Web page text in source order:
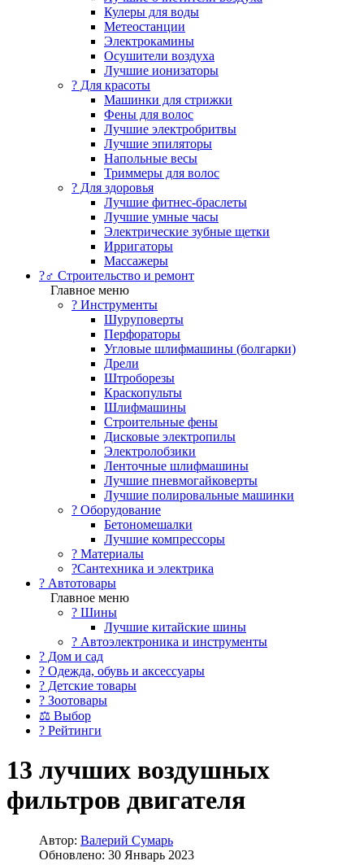
Кулеры для воды
Метеостанции
Электрокамины
Осушители воздуха
Лучшие ионизаторы
? Для красоты
Машинки для стрижки
Фены для волос
Лучшие электробритвы
Лучшие эпиляторы
Напольные весы
Триммеры для волос
? Для здоровья
Лучшие фитнес-браслеты
Лучшие умные часы
Электрические зубные щетки
Ирригаторы
Массажеры
?‍♂️ Строительство и ремонт
Главное меню
?️ Инструменты
Шуруповерты
Перфораторы
Угловые шлифмашины (болгарки)
Дрели
Штроборезы
Краскопульты
Шлифмашины
Строительные фены
Дисковые электропилы
Электролобзики
Ленточные шлифмашины
Лучшие пневмогайковерты
Лучшие полировальные машинки
?️ Оборудование
Бетономешалки
Лучшие компрессоры
? Материалы
?Сантехника и электрика
? Автотовары
Главное меню
? Шины
Лучшие китайские шины
? Автоэлектроника и инструменты
? Дом и сад
? Одежда, обувь и аксессуары
? Детские товары
? Зоотовары
⚖ Выбор
? Рейтинги
13 лучших воздушных
фильтров двигателя
Автор: Валерий Сумарь
Обновлено: 30 Январь 2023